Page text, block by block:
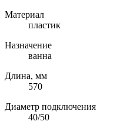
Материал
пластик
Назначение
ванна
Длина, мм
570
Диаметр подключения
40/50